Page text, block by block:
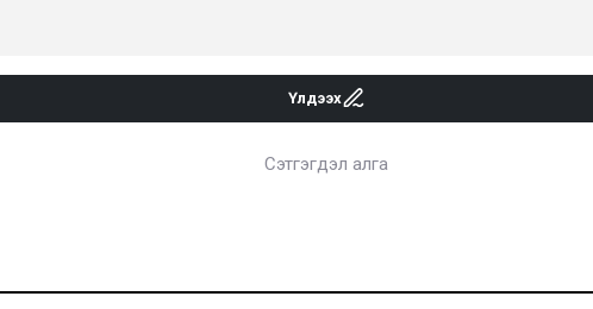
Үлдээх
Сэтгэгдэл алга